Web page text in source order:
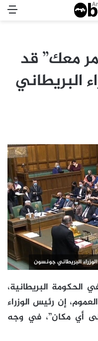
معك” قد
البريطاني
البريطاني جونسون
الحكومة البريطانية،
إن رئيس الوزراء
أي مكان”، في وجه